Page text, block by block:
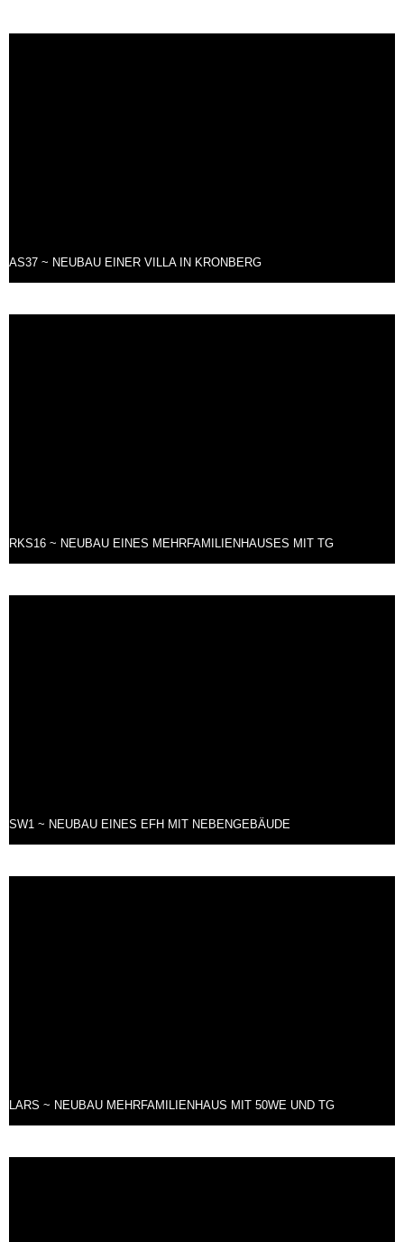
AS37 ~ NEUBAU EINER VILLA IN KRONBERG
RKS16 ~ NEUBAU EINES MEHRFAMILIENHAUSES MIT TG
SW1 ~ NEUBAU EINES EFH MIT NEBENGEBÄUDE
LARS ~ NEUBAU MEHRFAMILIENHAUS MIT 50WE UND TG